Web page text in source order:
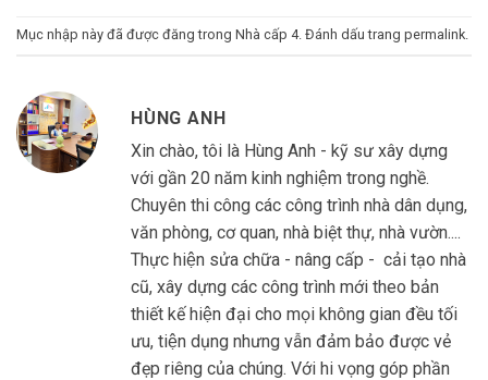
Mục nhập này đã được đăng trong Nhà cấp 4. Đánh dấu trang permalink.
HÙNG ANH
Xin chào, tôi là Hùng Anh - kỹ sư xây dựng
với gần 20 năm kinh nghiệm trong nghề.
Chuyên thi công các công trình nhà dân dụng,
văn phòng, cơ quan, nhà biệt thự, nhà vườn....
Thực hiện sửa chữa - nâng cấp - cải tạo nhà
cũ, xây dựng các công trình mới theo bản
thiết kế hiện đại cho mọi không gian đều tối
ưu, tiện dụng nhưng vẫn đảm bảo được vẻ
đẹp riêng của chúng. Với hi vọng góp phần